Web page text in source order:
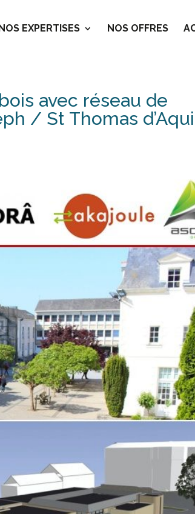
EXPERTISES NOS OFFRES
avec réseau de
/ St Thomas